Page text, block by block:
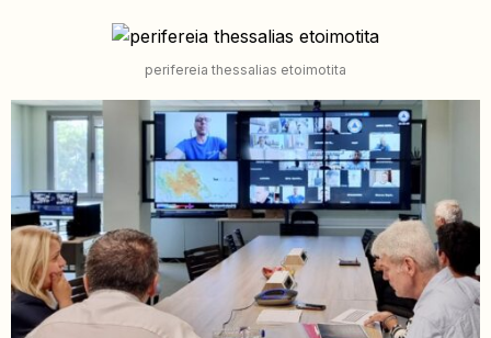
perifereia thessalias etoimotita